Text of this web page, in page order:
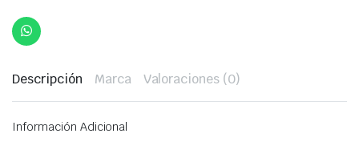
Descripción Marca Valoraciones (0)
Información Adicional